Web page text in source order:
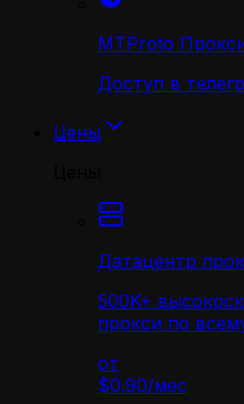
MTProto
Доступ в
Цены
Датацентр
500K+
прокси по
от
$0.90/мес